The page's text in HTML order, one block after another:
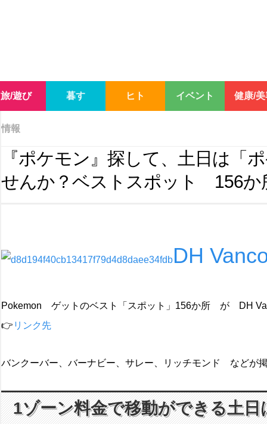
旅/遊び 暮す ヒト イベント 健康/美
情報
『ポケモン』探して、土日は「
せんか？ベストスポット 156か
DH
Pokemon ゲットのベスト「スポット」156か所 が DH
👉 リンク先
バンクーバー、バーナビー、サレー、リッチモンド などが掲
1ゾーン料金で移動ができる土日